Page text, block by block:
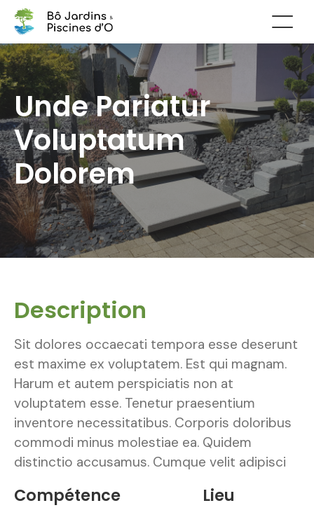
Unde Pariatur
Voluptatum
Dolorem
Description
Sit dolores occaecati tempora esse deserunt
est maxime ex voluptatem. Est qui magnam.
Harum et autem perspiciatis non at
voluptatem esse. Tenetur praesentium
inventore necessitatibus. Corporis doloribus
commodi minus molestiae ea. Quidem
distinctio accusamus. Cumque velit adipisci
Compétence Lieu